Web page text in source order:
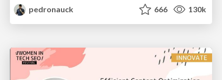
pedronauck
666 130k